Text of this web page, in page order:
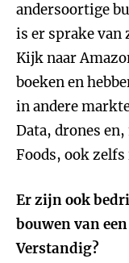
andersoortige
is er sprake van
Kijk naar
boeken en
in andere
Data, drones
Foods, ook
Er zijn ook
bouwen van
Verstandig?